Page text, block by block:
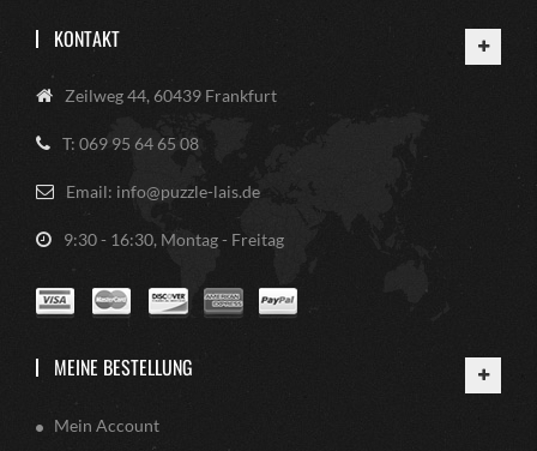
KONTAKT
Zeilweg 44, 60439 Frankfurt
T: 069 95 64 65 08
Email: info@puzzle-lais.de
9:30 - 16:30, Montag - Freitag
MEINE BESTELLUNG
Mein Account